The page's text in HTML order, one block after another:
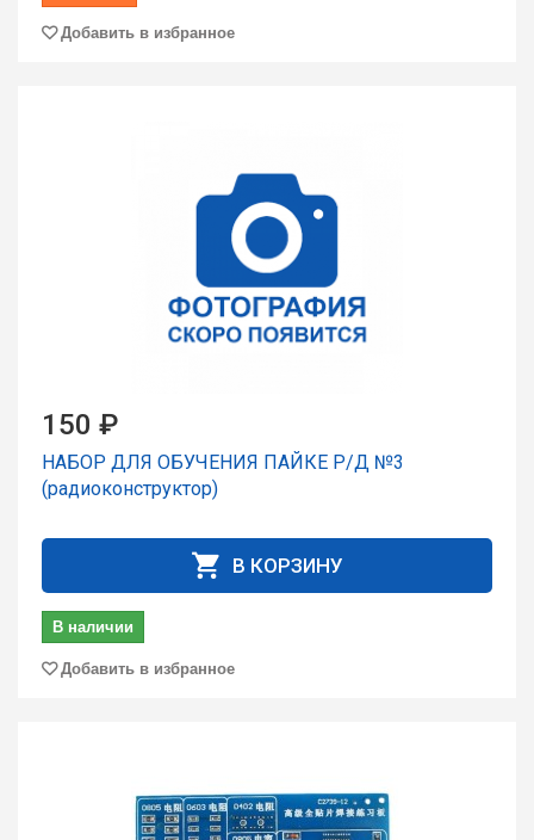
Добавить в избранное
150 ₽
НАБОР ДЛЯ ОБУЧЕНИЯ ПАЙКЕ Р/Д №3
(радиоконструктор)
В КОРЗИНУ
В наличии
Добавить в избранное